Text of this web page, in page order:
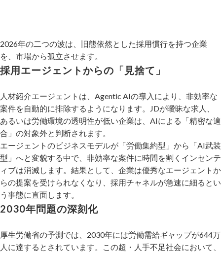
2026年の二つの波は、旧態依然とした採用慣行を持つ企業
を、市場から孤立させます。
採用エージェントからの「見捨て」
人材紹介エージェントは、Agentic AIの導入により、非効率な
案件を自動的に排除するようになります。JDが曖昧な求人、
あるいは労働環境の透明性が低い企業は、AIによる「精密な適
合」の対象外と判断されます。
エージェントのビジネスモデルが「労働集約型」から「AI武装
型」へと変貌する中で、非効率な案件に時間を割くインセンテ
ィブは消滅します。結果として、企業は優秀なエージェントか
らの提案を受けられなくなり、採用チャネルが急速に細るとい
う事態に直面します。
2030年問題の深刻化
厚生労働省の予測では、2030年には労働需給ギャップが644万
人に達するとされています。この超・人手不足社会において、